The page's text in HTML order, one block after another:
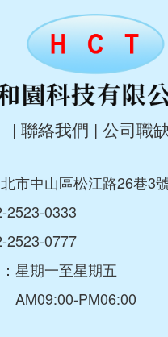
| 聯絡我們 | 公司職
市中山區松江路26巷3
2523-0333
2523-0777
星期一至星期五
AM09:00-PM06:00